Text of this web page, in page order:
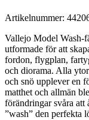
Artikelnummer:
Vallejo Model Wash-
utformade för att
fordon, flygplan,
och diorama. Alla
och snö upplever en
matthet och allmän
förändringar svåra att
”wash” den perfekta